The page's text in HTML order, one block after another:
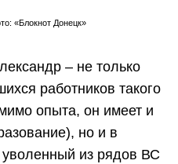
«Блокнот Донецк»
– не только
работников такого
опыта, он имеет и
но и в
из рядов ВС